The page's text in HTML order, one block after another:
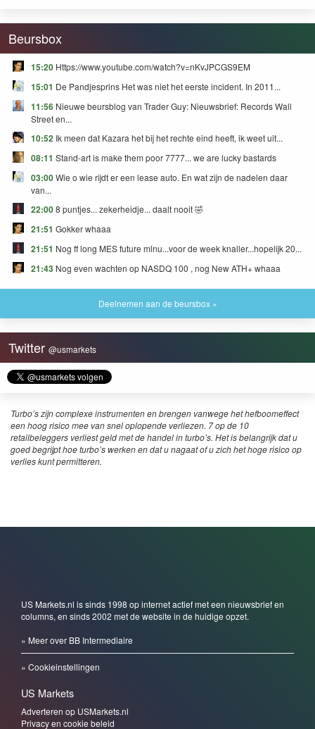
Beursbox
15:20 Https://www.youtube.com/watch?v=nKvJPCGS9EM
15:01 De Pandjesprins Het was niet het eerste incident. In 2011...
11:56 Nieuwe beursblog van Trader Guy: Nieuwsbrief: Records Wall
Street en...
10:52 Ik meen dat Kazara het bij het rechte eind heeft, ik weet uit...
08:11 Stand-art is make them poor 7777... we are lucky bastards
03:00Wie o wie rijdt er een lease auto. En wat zijn de nadelen daar
van...
22:008 puntjes... zekerheidje... daalt nooit 🤣
21:51 Gokker whaaa
21:51 Nog ff long MES future mlnu...voor de week knaller...hopelijk 20...
21:43 Nog even wachten op NASDQ 100 , nog New ATH+ whaaa
Deelnemen aan de beursbox »
Twitter @usmarkets
Turbo’s zijn complexe instrumenten en brengen vanwege het hefboomeffect
een hoog risico mee van snel oplopende verliezen. 7 op de 10
retailbeleggers verliest geld met de handel in turbo’s. Het is belangrijk dat u
goed begrijpt hoe turbo’s werken en dat u nagaat of u zich het hoge risico op
verlies kunt permitteren.
US Markets.nl is sinds 1998 op internet actief met een nieuwsbrief en
columns, en sinds 2002 met de website in de huidige opzet.
» Meer over BB Intermediaire
» Cookieinstellingen
US Markets
Adverteren op USMarkets.nl
Privacy en cookie beleid